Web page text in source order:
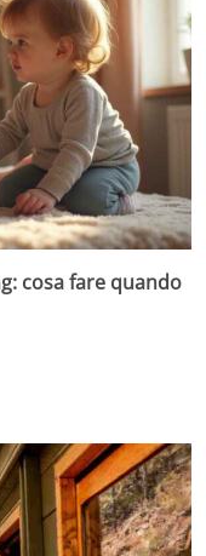
cosa fare quando